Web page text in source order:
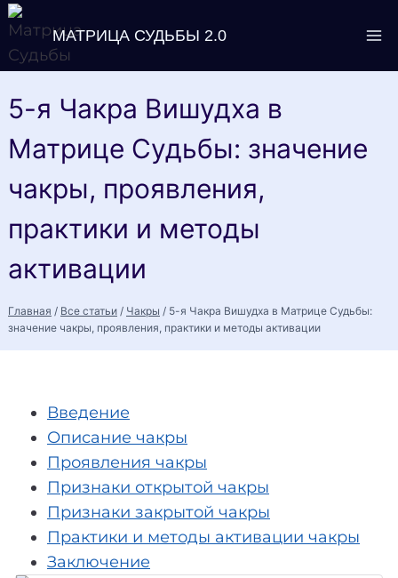
Перейти
содержимому
МАТРИЦА СУДЬБЫ 2.0
5-я Чакра Вишудха в
Матрице Судьбы: значение
чакры, проявления,
практики и методы
активации
Главная / Все статьи / Чакры / 5-я Чакра Вишудха в Матрице Судьбы:
значение чакры, проявления, практики и методы активации
Введение
Описание чакры
Проявления чакры
Признаки открытой чакры
Признаки закрытой чакры
Практики и методы активации чакры
Заключение